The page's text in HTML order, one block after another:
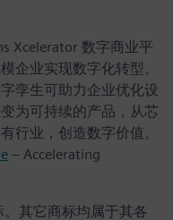
Xcelerator 数字商业平
企业实现数字化转型。
孪生可助力企业优化设
为可持续的产品，从芯
行业，创造数字价值。
– Accelerating
其它商标均属于其各